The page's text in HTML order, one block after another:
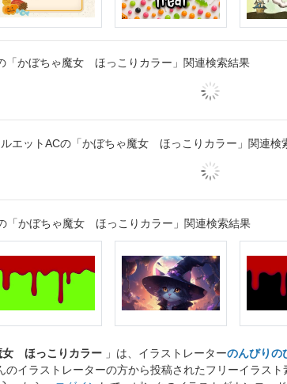
「かぼちゃ魔女 ほっこりカラー」関連検索結果
エットACの「かぼちゃ魔女 ほっこりカラー」関連検
「かぼちゃ魔女 ほっこりカラー」関連検索結果
女 ほっこりカラー 」は、イラストレーターのんびりの
のイラストレーターの方から投稿されたフリーイラス